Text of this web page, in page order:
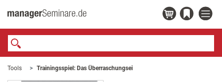
Tools Trainingsspiel: Das Überraschungsei